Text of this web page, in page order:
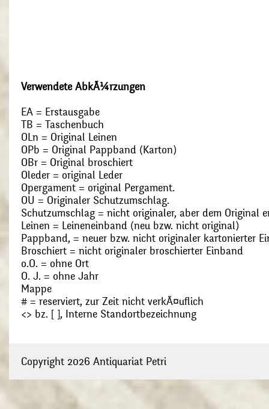
Verwendete AbkÃ¼rzungen
EA = Erstausgabe
TB = Taschenbuch
OLn = Original Leinen
OPb = Original Pappband (Karton)
OBr = Original broschiert
Oleder = original Leder
Opergament = original Pergament.
OU = Originaler Schutzumschlag.
Schutzumschlag = nicht originaler, aber dem Original
Leinen = Leineneinband (neu bzw. nicht original)
Pappband, = neuer bzw. nicht originaler kartonierter
Broschiert = nicht originaler broschierter Einband
o.O. = ohne Ort
O. J. = ohne Jahr
Mappe
# = reserviert, zur Zeit nicht verkÃ¤uflich
<> bz. [ ], Interne Standortbezeichnung
Copyright 2026 Antiquariat Petri